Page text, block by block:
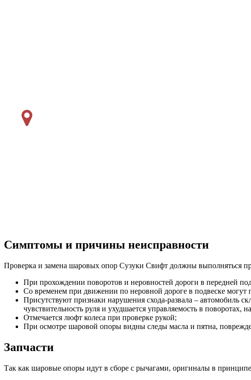
Симптомы и причины неисправности
Проверка и замена шаровых опор Сузуки Свифт должны выполняться
При прохождении поворотов и неровностей дороги в передней
Со временем при движении по неровной дороге в подвеске могут
Присутствуют признаки нарушения схода-развала – автомобиль
чувствительность руля и ухудшается управляемость в поворотах,
Отмечается люфт колеса при проверке рукой;
При осмотре шаровой опоры видны следы масла и пятна,
Запчасти
Так как шаровые опоры идут в сборе с рычагами, оригиналы в